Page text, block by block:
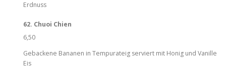
Erdnuss
62. Chuoi Chien
6,50
Gebackene Bananen in Tempurateig serviert mit Honig und Vanille
Eis